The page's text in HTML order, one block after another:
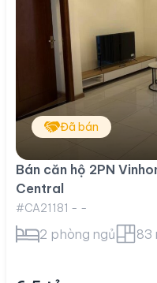
Đã bán
Bán căn hộ 2PN
Central
#CA21181 - -
2 phòng ngủ 83